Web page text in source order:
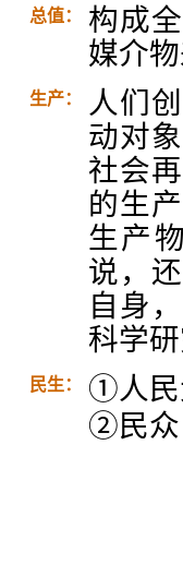
总值：
构成
媒介
生产：
人们
动对
社会
的生
生产
说，
自身
科学
民生：
①人民
②民众